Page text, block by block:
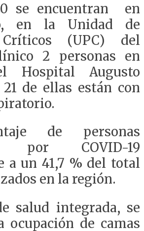
se encuentran en
en la Unidad de
Críticos (UPC) del
2 personas en
Hospital Augusto
de ellas están con
de personas
por COVID-19
a un 41,7 % del total
en la región.
salud integrada, se
ocupación de camas